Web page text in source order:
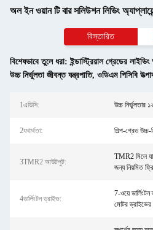
অল ইন ওয়ান টি বার সলিউশন লিভিং
বিস্তারিত
বিশেষভাবে তুলে ধরা:ইন্ডাস্ট্রিয়াল গ্রেডের লাইভিং
উচ্চ নির্ভুলতা জীবন্ত যন্ত্রপাতি, ওডিএম পিসিবি
1এডিসি: উচ্চ নির্ভুলতার
2যথার্থতা: শিল্প-গ্রেড উচ্চ-
3TMR2 আউটপুট:
TMR2 মিলে
জন্য নিয়মিত
4ডার্লিংটন ড্রাইভ:
7-ওয়ে
মোটর